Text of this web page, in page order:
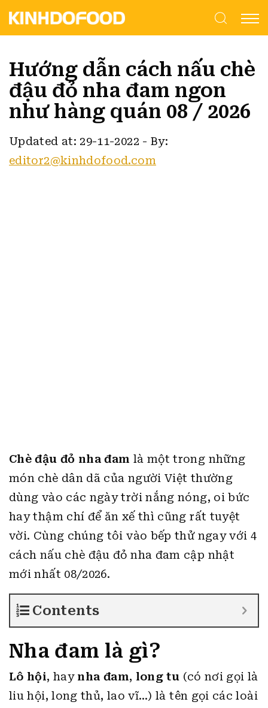
Hướng dẫn cách nấu chè
đậu đỏ nha đam ngon
như hàng quán 08 / 2026
Updated at: 29-11-2022 -By:
editor2@kinhdofood.com
Chè đậu đỏ nha đam là một trong những
món chè dân dã của người Việt thường
dùng vào các ngày trời nắng nóng, oi bức
hay thậm chí để ăn xế thì cũng rất tuyệt
vời. Cùng chúng tôi vào bếp thử ngay với 4
cách nấu chè đậu đỏ nha đam cập nhật
mới nhất 08/2026.
Contents
Nha đam là gì?
Lô hội, hay nha đam, long tu (có nơi gọi là
liu hội, long thủ, lao vĩ…) là tên gọi các loài